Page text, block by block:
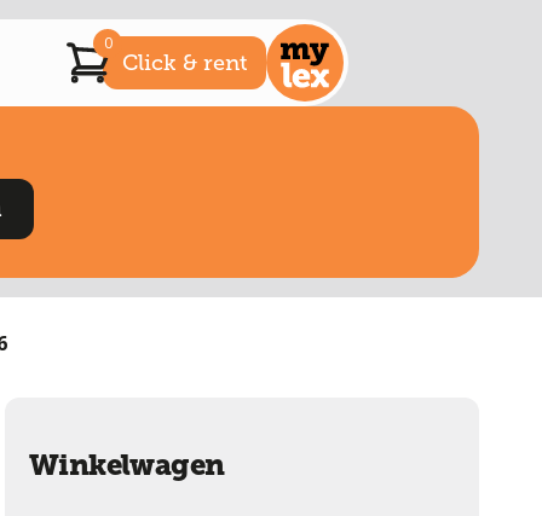
0
Click & rent
Winkelwagen